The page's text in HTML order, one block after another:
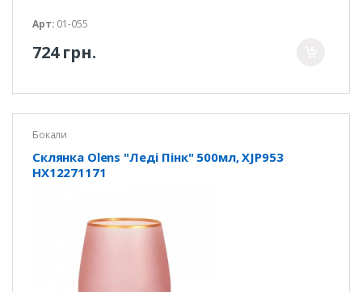
Арт: 01-055
724 грн.
Бокали
Склянка Olens "Леді Пінк" 500мл, XJP953
HX12271171